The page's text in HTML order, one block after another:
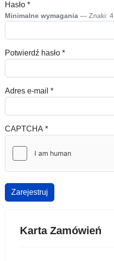
Hasło *
Minimalne wymagania — Znaki: 4
Potwierdź hasło *
Adres e-mail *
CAPTCHA *
Zarejestruj
Karta Zamówień